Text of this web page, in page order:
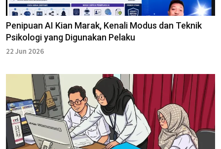
Penipuan AI Kian Marak, Kenali Modus dan Teknik
Psikologi yang Digunakan Pelaku
22 Jun 2026